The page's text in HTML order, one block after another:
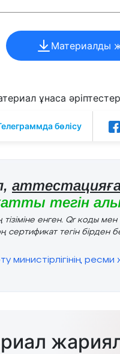
Материалды
ұнаса
бөлісу
тегін
енген. Qr коды мен
сертификат тегін бірден
министірлігінің ресми